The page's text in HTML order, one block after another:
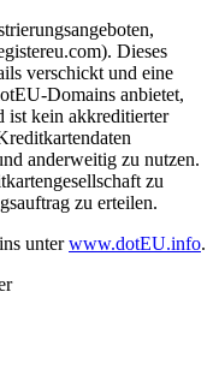
Dieses
verschickt und eine
Domains anbietet,
ist kein akkreditierter
anderweitig zu nutzen.
zu
zu erteilen.
unterwww.dotEU.info.